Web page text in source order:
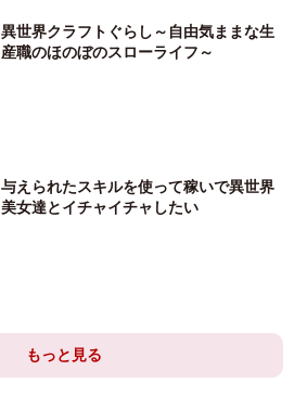
異世界クラフトぐらし～自由気ままな生
産職のほのぼのスローライフ～
与えられたスキルを使って稼いで異世界
美女達とイチャイチャしたい
もっと見る